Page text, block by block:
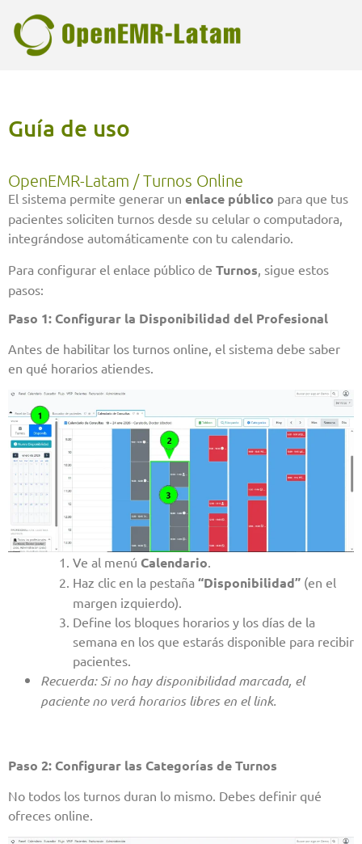
Guía de uso
OpenEMR-Latam / Turnos Online
El sistema permite generar un enlace público para que tus
pacientes soliciten turnos desde su celular o computadora,
integrándose automáticamente con tu calendario.
Para configurar el enlace público de Turnos , sigue estos
pasos:
Paso 1: Configurar la Disponibilidad del Profesional
Antes de habilitar los turnos online, el sistema debe saber
en qué horarios atiendes.
Ve al menú Calendario.
Haz clic en la pestaña “Disponibilidad” (en el
margen izquierdo).
Define los bloques horarios y los días de la
semana en los que estarás disponible para recibir
pacientes.
Recuerda: Si no hay disponibilidad marcada, el
paciente no verá horarios libres en el link.
Paso 2: Configurar las Categorías de Turnos
No todos los turnos duran lo mismo. Debes definir qué
ofreces online.